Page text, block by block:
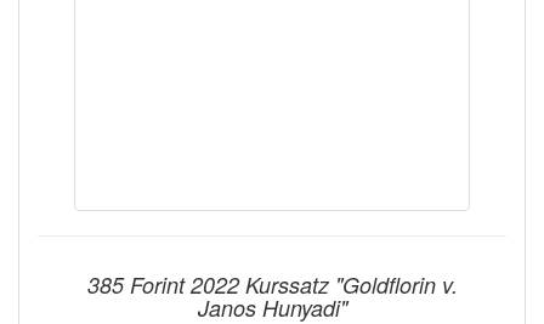
385 Forint 2022 Kurssatz "Goldflorin v.
Janos Hunyadi"